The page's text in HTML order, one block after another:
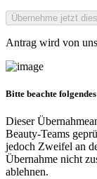
Antrag wird von
Bitte beachte folgendes
Dieser
Beauty-Teams
jedoch Zweifel an
Übernahme nicht
ablehnen.